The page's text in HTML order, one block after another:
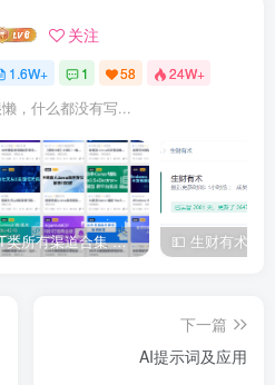
关注
1.6W+ 1 58 24W+
，什么都没有写...
IT类所有渠道合集 持续日更，目前近四千多条资源 年费用户微信私信获取权限
下一篇
AI提示词及应用